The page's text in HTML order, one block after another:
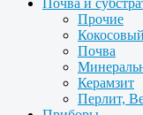
Почва и
Прочие
Почва
Керамзит
Перлит,